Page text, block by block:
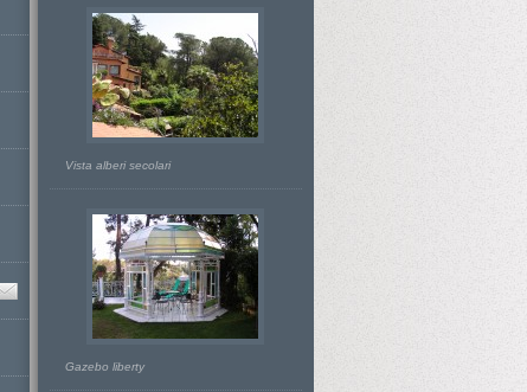
Vista alberi secolari
Gazebo liberty